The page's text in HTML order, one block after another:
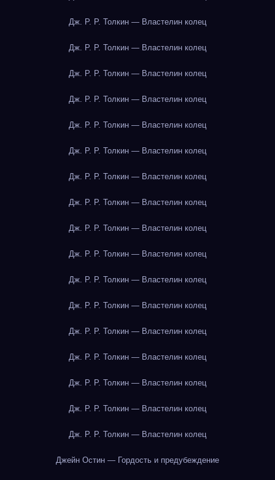
Дж. Р. Р. Толкин — Властелин колец
Дж. Р. Р. Толкин — Властелин колец
Дж. Р. Р. Толкин — Властелин колец
Дж. Р. Р. Толкин — Властелин колец
Дж. Р. Р. Толкин — Властелин колец
Дж. Р. Р. Толкин — Властелин колец
Дж. Р. Р. Толкин — Властелин колец
Дж. Р. Р. Толкин — Властелин колец
Дж. Р. Р. Толкин — Властелин колец
Дж. Р. Р. Толкин — Властелин колец
Дж. Р. Р. Толкин — Властелин колец
Дж. Р. Р. Толкин — Властелин колец
Дж. Р. Р. Толкин — Властелин колец
Дж. Р. Р. Толкин — Властелин колец
Дж. Р. Р. Толкин — Властелин колец
Дж. Р. Р. Толкин — Властелин колец
Дж. Р. Р. Толкин — Властелин колец
Джейн Остин — Гордость и предубеждение